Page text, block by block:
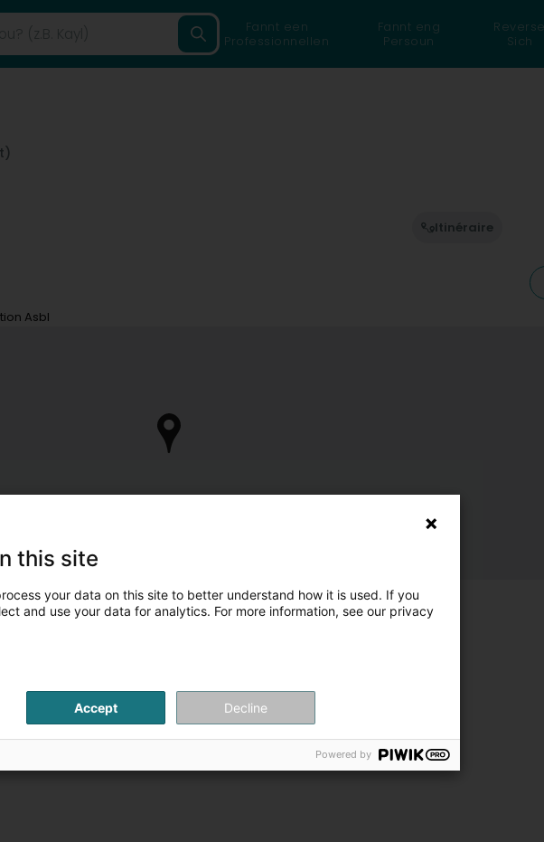
Fannt een
Professionnellen
Fannt eng
Persoun
Reverse
Sich
Itinéraire
Asbl
this site
your data on this site to better understand how it is used. If you
and use your data for analytics. For more information, see our privacy
Accept Decline
Powered by